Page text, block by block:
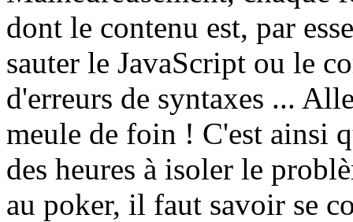
dont le contenu est, par
sauter le JavaScript ou le
d'erreurs de syntaxes ...
meule de foin ! C'est ainsi
des heures à isoler le
au poker, il faut savoir se